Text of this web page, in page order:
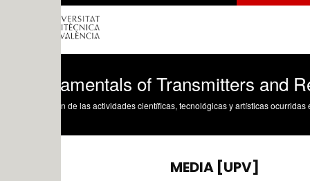
of Transmitters and
de las actividades científicas, tecnológicas y artísticas ocurridas en los tres